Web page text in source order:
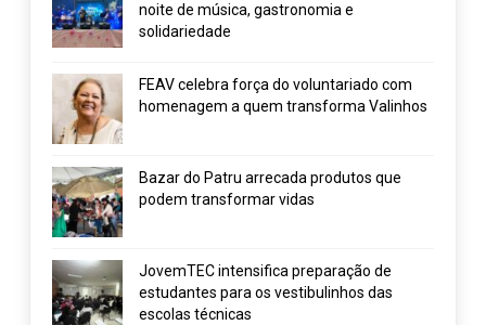
noite de música, gastronomia e
solidariedade
FEAV celebra força do voluntariado com
homenagem a quem transforma Valinhos
Bazar do Patru arrecada produtos que
podem transformar vidas
JovemTEC intensifica preparação de
estudantes para os vestibulinhos das
escolas técnicas